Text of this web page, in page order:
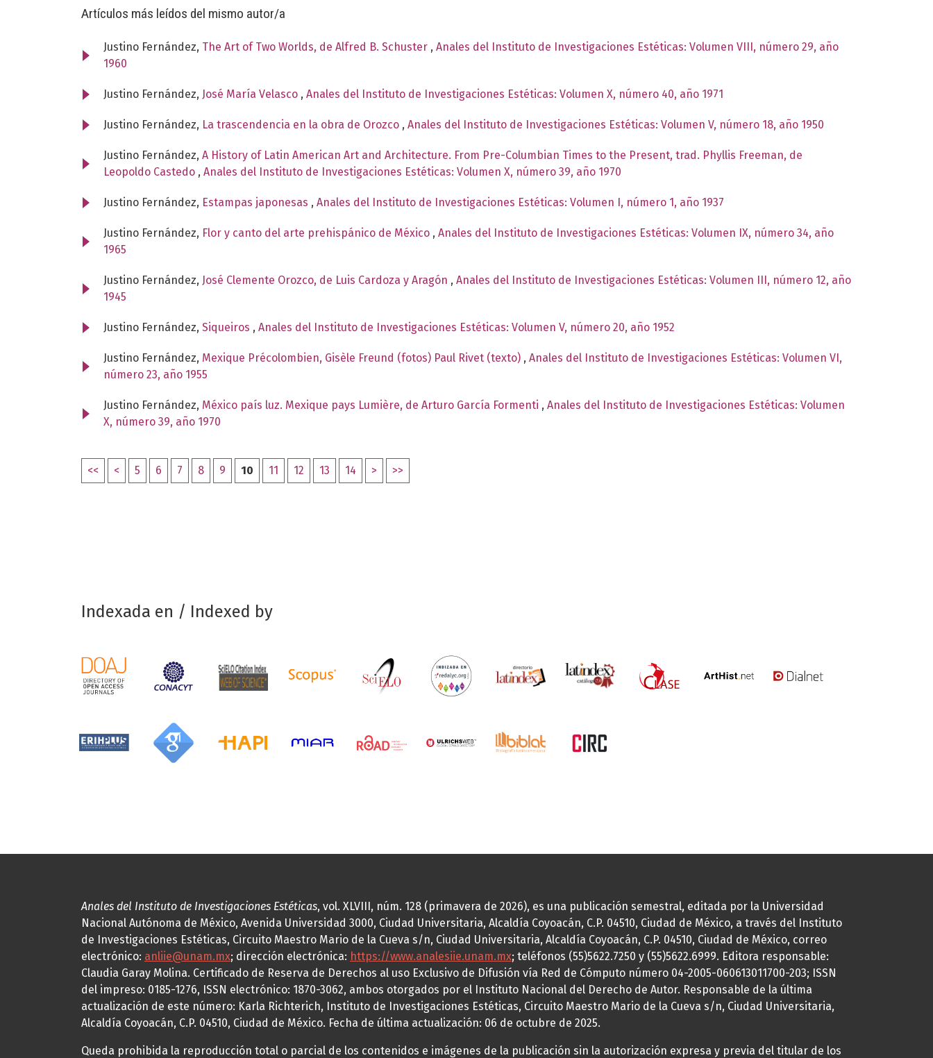
Artículos más leídos del mismo autor/a
Justino Fernández, The Art of Two Worlds, de Alfred B. Schuster , Anales del Instituto de Investigaciones Estéticas: Volumen VIII, número 29, año
1960
Justino Fernández, José María Velasco , Anales del Instituto de Investigaciones Estéticas: Volumen X, número 40, año 1971
Justino Fernández, La trascendencia en la obra de Orozco , Anales del Instituto de Investigaciones Estéticas: Volumen V, número 18, año 1950
Justino Fernández, A History of Latin American Art and Architecture. From Pre-Columbian Times to the Present, trad. Phyllis Freeman, de
Leopoldo Castedo , Anales del Instituto de Investigaciones Estéticas: Volumen X, número 39, año 1970
Justino Fernández, Estampas japonesas , Anales del Instituto de Investigaciones Estéticas: Volumen I, número 1, año 1937
Justino Fernández, Flor y canto del arte prehispánico de México , Anales del Instituto de Investigaciones Estéticas: Volumen IX, número 34, año
1965
Justino Fernández, José Clemente Orozco, de Luis Cardoza y Aragón , Anales del Instituto de Investigaciones Estéticas: Volumen III, número 12, año
1945
Justino Fernández, Siqueiros , Anales del Instituto de Investigaciones Estéticas: Volumen V, número 20, año 1952
Justino Fernández, Mexique Précolombien, Gisèle Freund (fotos) Paul Rivet (texto) , Anales del Instituto de Investigaciones Estéticas: Volumen VI,
número 23, año 1955
Justino Fernández, México país luz. Mexique pays Lumière, de Arturo García Formenti , Anales del Instituto de Investigaciones Estéticas: Volumen
X, número 39, año 1970
<< < 5 6 7 8 9 10 11 12 13 14 > >>
Indexada en / Indexed by
Anales del Instituto de Investigaciones Estéticas, vol. XLVIII, núm. 128 (primavera de 2026), es una publicación semestral, editada por la Universidad
Nacional Autónoma de México, Avenida Universidad 3000, Ciudad Universitaria, Alcaldía Coyoacán, C.P. 04510, Ciudad de México, a través del Instituto
de Investigaciones Estéticas, Circuito Maestro Mario de la Cueva s/n, Ciudad Universitaria, Alcaldía Coyoacán, C.P. 04510, Ciudad de México, correo
electrónico: anliie@unam.mx; dirección electrónica: https://www.analesiie.unam.mx; teléfonos (55)5622.7250 y (55)5622.6999. Editora responsable:
Claudia Garay Molina. Certificado de Reserva de Derechos al uso Exclusivo de Difusión vía Red de Cómputo número 04-2005-060613011700-203; ISSN
del impreso: 0185-1276, ISSN electrónico: 1870-3062, ambos otorgados por el Instituto Nacional del Derecho de Autor. Responsable de la última
actualización de este número: Karla Richterich, Instituto de Investigaciones Estéticas, Circuito Maestro Mario de la Cueva s/n, Ciudad Universitaria,
Alcaldía Coyoacán, C.P. 04510, Ciudad de México. Fecha de última actualización: 06 de octubre de 2025.
Queda prohibida la reproducción total o parcial de los contenidos e imágenes de la publicación sin la autorización expresa y previa del titular de los